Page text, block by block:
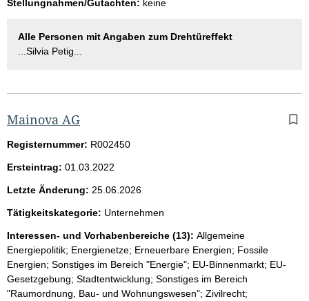
Stellungnahmen/Gutachten: keine
Alle Personen mit Angaben zum Drehtüreffekt
...Silvia Petig...
Mainova AG
Registernummer: R002450
Ersteintrag: 01.03.2022
Letzte Änderung: 25.06.2026
Tätigkeitskategorie: Unternehmen
Interessen- und Vorhabenbereiche (13): Allgemeine
Energiepolitik; Energienetze; Erneuerbare Energien; Fossile
Energien; Sonstiges im Bereich "Energie"; EU-Binnenmarkt; EU-
Gesetzgebung; Stadtentwicklung; Sonstiges im Bereich
"Raumordnung, Bau- und Wohnungswesen"; Zivilrecht;